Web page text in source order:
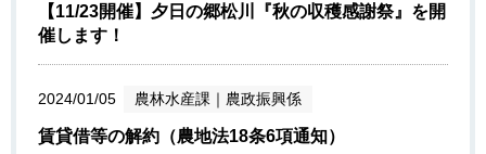
【11/23開催】夕日の郷松川『秋の収穫感謝祭』を開
催します！
2024/01/05 農林水産課 ｜ 農政振興係
賃貸借等の解約（農地法18条6項通知）